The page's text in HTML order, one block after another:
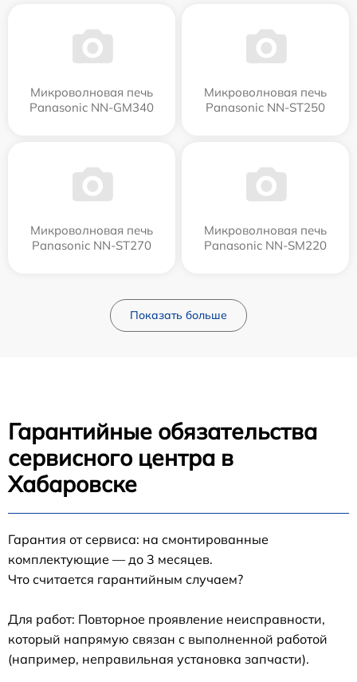
Микроволновая печь
Panasonic NN-GM340
Микроволновая печь
Panasonic NN-ST250
Микроволновая печь
Panasonic NN-ST270
Микроволновая печь
Panasonic NN-SM220
Показать больше
Гарантийные обязательства
сервисного центра в
Хабаровске
Гарантия от сервиса: на смонтированные
комплектующие — до 3 месяцев.
Что считается гарантийным случаем?
Для работ: Повторное проявление неисправности,
который напрямую связан с выполненной работой
(например, неправильная установка запчасти).